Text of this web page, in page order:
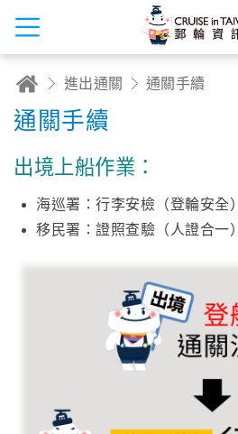
進出通關 通關手續
通關手續
出境上船作業：
海巡署：行李安檢（登輪安全）
移民署：證照查驗（人證合一）